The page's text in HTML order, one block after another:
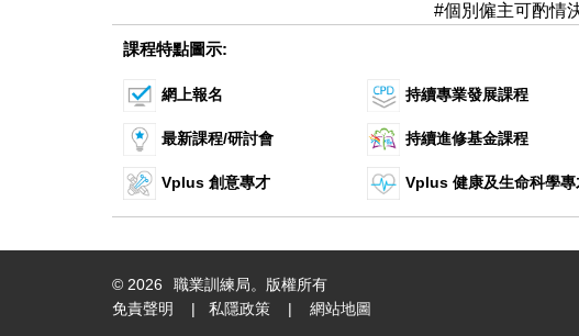
#個別僱主可酌情
課程特點圖示:
網上報名 持續專業發展課程
最新課程/研討會 持續進修基金課程
Vplus 創意專才 Vplus 健康及生命科學專
© 2026
職業訓練局。版權所有
免責聲明
| 私隱政策 | 網站地圖